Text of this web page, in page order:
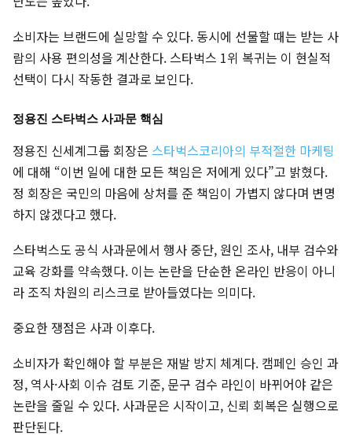
소비자는 브랜드에 실망할 수 있다. 동시에 선물할 때는 받는 사
람의 사용 편의성을 계산한다. 스타벅스 1위 복귀는 이 현실적
선택이 다시 작동한 결과로 보인다.
정용진 스타벅스 사과문 핵심
정용진 신세계그룹 회장은 스타벅스코리아의 부적절한 마케팅
에 대해 “이번 일에 대한 모든 책임은 저에게 있다”고 밝혔다.
정 회장은 국민의 마음에 상처를 준 책임이 가볍지 않다며 변명
하지 않겠다고 했다.
스타벅스도 공식 사과문에서 행사 중단, 원인 조사, 내부 검수와
교육 강화를 약속했다. 이는 논란을 단순한 온라인 반응이 아니
라 조직 차원의 리스크로 받아들였다는 의미다.
중요한 쟁점은 사과 이후다.
소비자가 확인해야 할 부분은 재발 방지 체계다. 캠페인 승인 과
정, 역사·사회 이슈 검토 기준, 문구 검수 라인이 바뀌어야 같은
논란을 줄일 수 있다. 사과문은 시작이고, 신뢰 회복은 실행으로
판단된다.